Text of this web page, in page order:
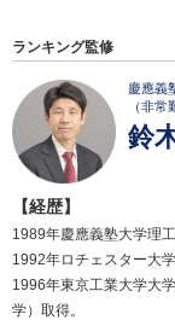
ランキング監修
慶應義
（非常
鈴
【経歴】
1989年慶應義塾大学理
1992年ロチェスター大
1996年東京工業大学大
学）取得。